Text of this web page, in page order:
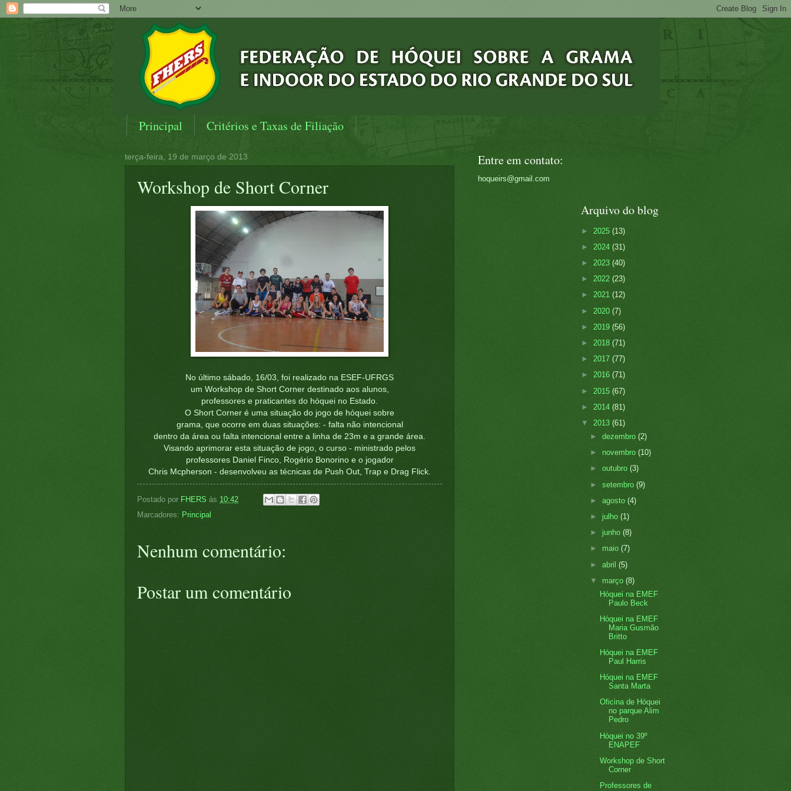
Principal Critérios e Taxas de Filiação
terça-feira, 19 de março de 2013
Workshop de Short Corner
No último sábado, 16/03, foi realizado na ESEF-UFRGS
um Workshop de Short Corner destinado aos alunos,
professores e praticantes do hóquei no Estado.
O Short Corner é uma situação do jogo de hóquei sobre
grama, que ocorre em duas situações: - falta não intencional
dentro da área ou falta intencional entre a linha de 23m e a grande área.
Visando aprimorar esta situação de jogo, o curso - ministrado pelos
professores Daniel Finco, Rogério Bonorino e o jogador
Chris Mcpherson - desenvolveu as técnicas de Push Out, Trap e Drag Flick.
Postado por FHERS às 10:42
Marcadores: Principal
Nenhum comentário:
Postar um comentário
Entre em contato:
hoqueirs@gmail.com
Arquivo do blog
► 2025 (13)
► 2024 (31)
► 2023 (40)
► 2022 (23)
► 2021 (12)
► 2020 (7)
► 2019 (56)
► 2018 (71)
► 2017 (77)
► 2016 (71)
► 2015 (67)
► 2014 (81)
▼ 2013 (61)
►dezembro(2)
► novembro(10)
►outubro(3)
►setembro(9)
►agosto(4)
►julho(1)
► junho(8)
► maio(7)
►abril(5)
▼ março(8)
Hóquei na EMEF
Paulo Beck
Hóquei na EMEF
Maria Gusmão
Britto
Hóquei na EMEF
Paul Harris
Hóquei na EMEF
Santa Marta
Oficina de Hóquei
no parque Alim
Pedro
Hóquei no 39º
ENAPEF
Workshop de Short
Corner
Professores de